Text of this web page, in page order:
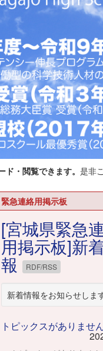
ド・閲覧できます。 是非
緊急連絡用掲示板
[宮城県緊急
用掲示板]新
報 RDF/RSS
新着情報をお知らせします
トピックスがありません